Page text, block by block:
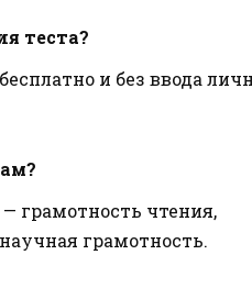
теста?
и без ввода
грамотность чтения,
грамотность.